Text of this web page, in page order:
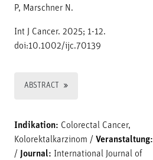
P, Marschner N.
Int J Cancer. 2025; 1-12.
doi:10.1002/ijc.70139
ABSTRACT
Indikation: Colorectal Cancer,
Kolorektalkarzinom / Veranstaltung:
/
Journal: International Journal of